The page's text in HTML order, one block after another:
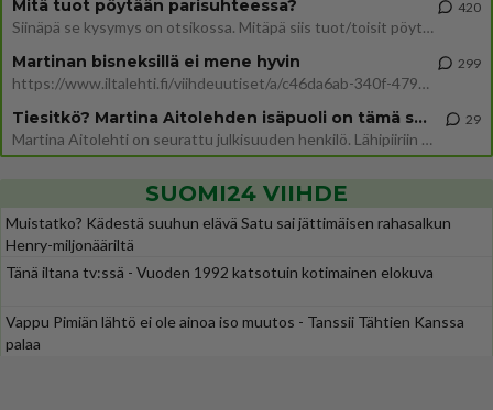
Mitä tuot pöytään parisuhteessa?
Siinäpä se kysymys on otsikossa. Mitäpä siis tuot/toisit pöytään parisuhteessa? Oletko mies vai nainen? Koetko sen mitä
420
Martinan bisneksillä ei mene hyvin
https://www.iltalehti.fi/viihdeuutiset/a/c46da6ab-340f-4790-aaa7-0865eed2336 Yrityksen konkurssihakemus on tullut kärä
299
Tiesitkö? Martina Aitolehden isäpuoli on tämä suosittu laulaja
Martina Aitolehti on seurattu julkisuuden henkilö. Lähipiiriin mahtuu muitakin tunnettuja henkilöitä. Tiesitkö, että Ma
29
SUOMI24 VIIHDE
Muistatko? Kädestä suuhun elävä Satu sai jättimäisen rahasalkun
Henry-miljonääriltä
Tänä iltana tv:ssä - Vuoden 1992 katsotuin kotimainen elokuva
Vappu Pimiän lähtö ei ole ainoa iso muutos - Tanssii Tähtien Kanssa
palaa